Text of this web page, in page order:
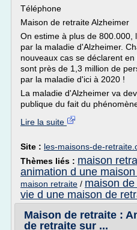
Téléphone
Maison de retraite Alzheimer
On estime à plus de
par la maladie d'Alzheimer.
nouveaux cas se déclarent
sont près de 1,3 million de
par la maladie d'ici à 2020 !
La maladie d'Alzheimer va
publique du fait du
Lire la suite
Site : les-maisons-de-
Thèmes liés : maison
animation d une
maison retraite / maison
vie d une maison de
Maison de retraite :
de retraite sur ...